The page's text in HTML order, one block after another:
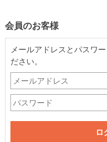
会員のお客様
メールアドレスとパスワ
ださい。